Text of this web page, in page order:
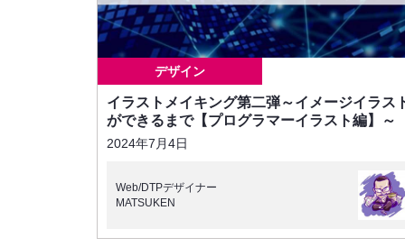
デザイン
イラストメイキング第二弾～イメージイラス
ができるまで【プログラマーイラスト編】～
2024年7月4日
Web/DTPデザイナー
MATSUKEN